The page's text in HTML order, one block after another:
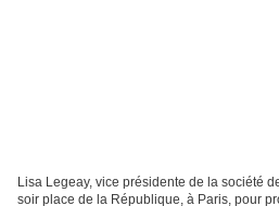
Lisa Legeay, vice présidente de la société
soir place de la République, à Paris, pour